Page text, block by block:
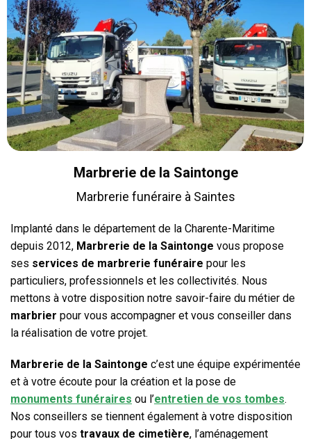
Marbrerie de la Saintonge
Marbrerie funéraire à Saintes
Implanté dans le département de la Charente-Maritime
depuis 2012, Marbrerie de la Saintonge vous propose
ses services de marbrerie funéraire pour les
particuliers, professionnels et les collectivités. Nous
mettons à votre disposition notre savoir-faire du métier de
marbrier pour vous accompagner et vous conseiller dans
la réalisation de votre projet.
Marbrerie de la Saintonge c’est une équipe expérimentée
et à votre écoute pour la création et la pose de
monuments funéraires ou l’entretien de vos tombes.
Nos conseillers se tiennent également à votre disposition
pour tous vos travaux de cimetière, l’aménagement